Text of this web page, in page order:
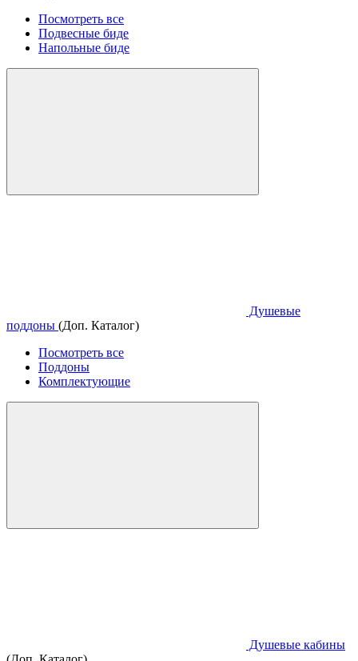
Посмотреть все
Подвесные биде
Напольные биде
Душевые
поддоны (Доп. Каталог)
Посмотреть все
Поддоны
Комплектующие
Душевые кабины